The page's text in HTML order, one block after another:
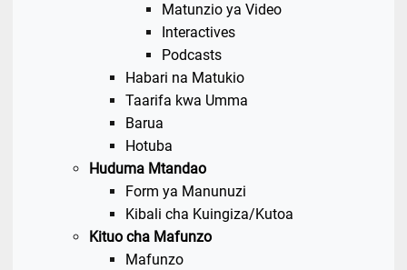
Matunzio ya Video
Interactives
Podcasts
Habari na Matukio
Taarifa kwa Umma
Barua
Hotuba
Huduma Mtandao
Form ya Manunuzi
Kibali cha Kuingiza/Kutoa
Kituo cha Mafunzo
Mafunzo